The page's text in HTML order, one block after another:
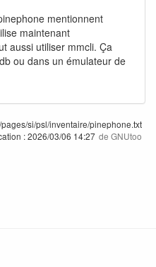
mentionnent
maintenant
aussi utiliser mmcli. Ça
ou dans un émulateur de
si/psl/inventaire/pinephone.txt
:2026/03/06 14:27 de GNUtoo